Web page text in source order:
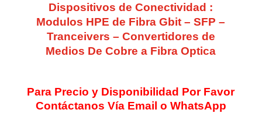
Dispositivos de Conectividad :
Modulos HPE de Fibra Gbit – SFP –
Tranceivers – Convertidores de
Medios De Cobre a Fibra Optica
Para Precio y Disponibilidad Por Favor
Contáctanos Vía Email o WhatsApp